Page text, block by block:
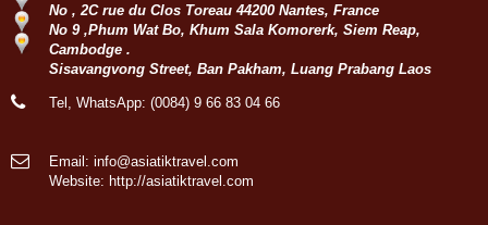
Circuit sur mesure à la découverte
du haut Tonkin du 3 nov au 16 nov
Cau - Thong Nguyen - Hoang Su Phi
Voyage à la carte du 4 oct au 19 oct
2022: Marseille - Hanoi - Croisière
No , 2C rue du Clos Toreau 44200 Nantes, France
No 9 ,Phum Wat Bo, Khum Sala Komorerk, Siem Reap,
Cambodge .
Sisavangvong Street, Ban Pakham, Luang Prabang Laos
Tel, WhatsApp: (0084) 9 66 83 04 66
Email: info@asiatiktravel.com
Website: http://asiatiktravel.com